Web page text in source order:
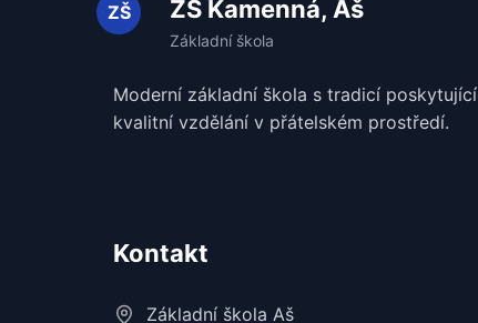
ZŠ Kamenná, Aš
Moderní základní škola s tradicí poskytující
kvalitní vzdělání v přátelském prostředí.
Kontakt
Základní škola Aš